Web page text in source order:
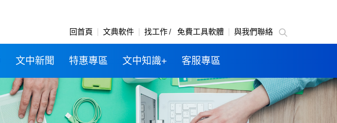
回首頁 文典軟件 找工作 免費工具軟體 與我們聯絡
文中新聞 特惠專區 文中知識+ 客服專區